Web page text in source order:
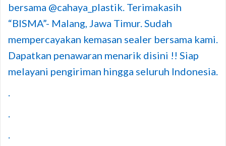
bersama @cahaya_plastik. Terimakasih
“BISMA”- Malang, Jawa Timur. Sudah
mempercayakan kemasan sealer bersama kami.
Dapatkan penawaran menarik disini !! Siap
melayani pengiriman hingga seluruh Indonesia.
.
.
.